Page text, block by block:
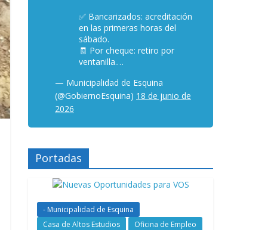
✅ Bancarizados: acreditación
en las primeras horas del
sábado.
🧾 Por cheque: retiro por
ventanilla.…
— Municipalidad de Esquina
(@GobiernoEsquina) 18 de junio de
2026
Portadas
- Municipalidad de Esquina
Casa de Altos Estudios
Oficina de Empleo